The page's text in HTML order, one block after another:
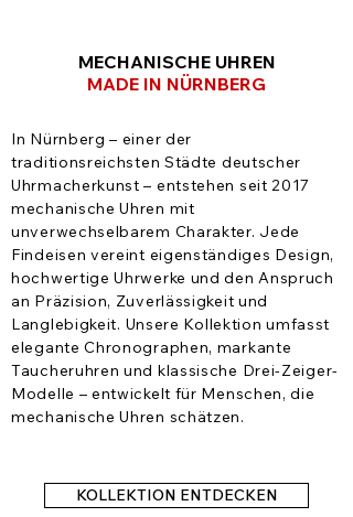
MECHANISCHE UHREN
MADE IN NÜRNBERG
In Nürnberg – einer der
traditionsreichsten Städte deutscher
Uhrmacherkunst – entstehen seit 2017
mechanische Uhren mit
unverwechselbarem Charakter. Jede
Findeisen vereint eigenständiges Design,
hochwertige Uhrwerke und den Anspruch
an Präzision, Zuverlässigkeit und
Langlebigkeit. Unsere Kollektion umfasst
elegante Chronographen, markante
Taucheruhren und klassische Drei-Zeiger-
Modelle – entwickelt für Menschen, die
mechanische Uhren schätzen.
KOLLEKTION ENTDECKEN